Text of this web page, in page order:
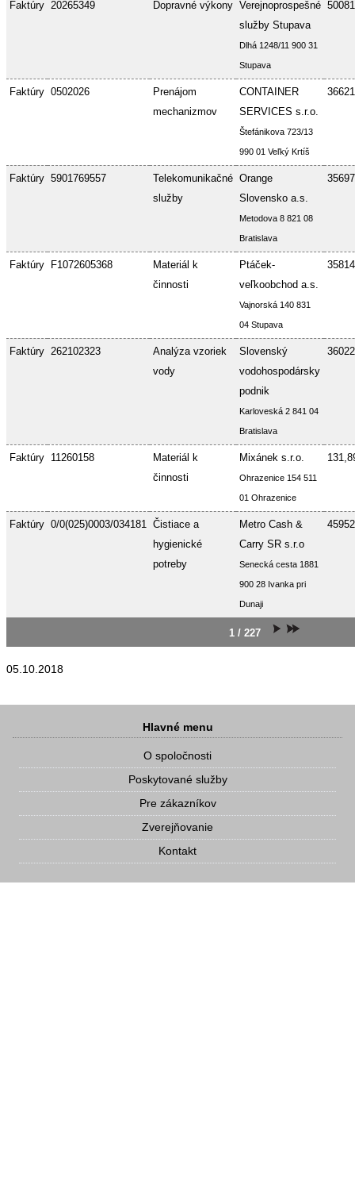
Faktúry 20265349 Dopravné výkony Verejnoprospešné
služby Stupava
Dlhá 1248/11 900 31
Stupava
Faktúry 0502026
Prenájom
mechanizmov
CONTAINER
SERVICES s.r.o.
Štefánikova 723/13
990 01 Veľký Krtíš
Faktúry 5901769557
Telekomunikačné
služby
Orange
Slovensko a.s.
Metodova 8 821 08
Bratislava
Faktúry F1072605368
Materiál k
činnosti
Ptáček-
veľkoobchod a.s.
Vajnorská 140 831
04 Stupava
Faktúry 262102323
Analýza vzoriek
vody
Slovenský
vodohospodársky
podnik
Karloveská 2 841 04
Bratislava
Faktúry 11260158
Materiál k
činnosti
Mixánek s.r.o.
Ohrazenice 154 511
01 Ohrazenice
Faktúry 0/0(025)0003/034181 Čistiace a
hygienické
potreby
Metro Cash &
Carry SR s.r.o
Senecká cesta 1881
900 28 Ivanka pri
Dunaji
1 / 227
05.10.2018
Hlavné menu
O spoločnosti
Poskytované služby
Pre zákazníkov
Zverejňovanie
Kontakt